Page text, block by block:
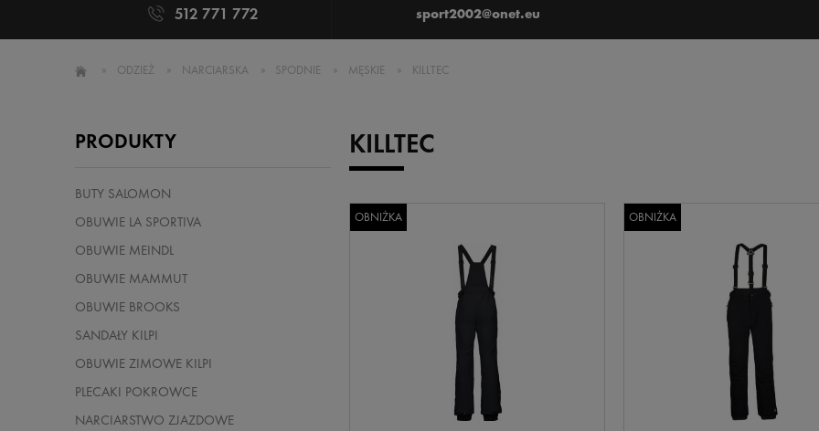
512 771 772 sport2002@onet.eu
» ODZIEŻ » NARCIARSKA » SPODNIE » MĘSKIE » KILLTEC
PRODUKTY
BUTY SALOMON
OBUWIE LA SPORTIVA
OBUWIE MEINDL
OBUWIE MAMMUT
OBUWIE BROOKS
SANDAŁY KILPI
OBUWIE ZIMOWE KILPI
PLECAKI POKROWCE
NARCIARSTWO ZJAZDOWE
KILLTEC
OBNIŻKA OBNIŻKA